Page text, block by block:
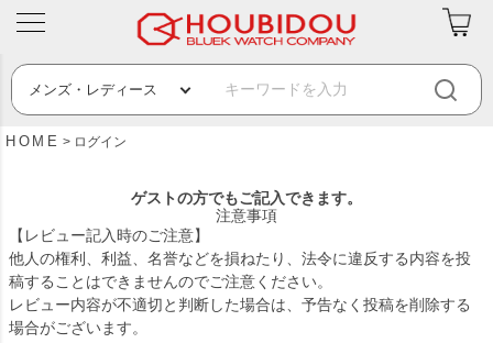
HOME ログイン
ゲストの方でもご記入できます。
注意事項
【レビュー記入時のご注意】
他人の権利、利益、名誉などを損ねたり、法令に違反する内容を投
稿することはできませんのでご注意ください。
レビュー内容が不適切と判断した場合は、予告なく投稿を削除する
場合がございます。